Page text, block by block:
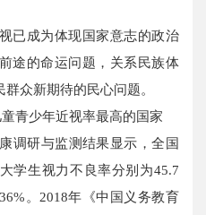
成为体现国家意志的政治
途的命运问题，关系民族体
众新期待的民心问题。
少年近视率最高的国家
研与监测结果显示，全国
学生视力不良率分别为45.7
。2018年《中国义务教育